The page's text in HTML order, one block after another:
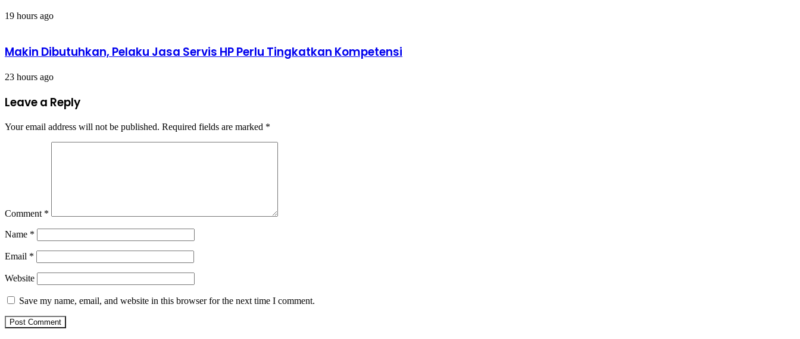
19 hours ago
Makin Dibutuhkan, Pelaku Jasa Servis HP Perlu Tingkatkan Kompetensi
23 hours ago
Leave a Reply
Your email address will not be published. Required fields are marked *
Comment *
Name *
Email *
Website
Save my name, email, and website in this browser for the next time I comment.